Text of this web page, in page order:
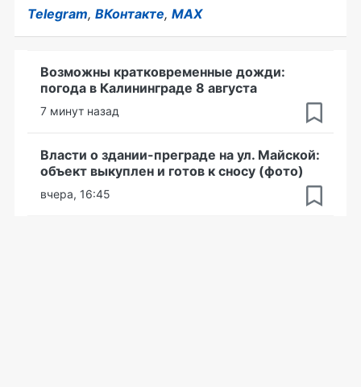
Telegram, ВКонтакте, MAX
Возможны кратковременные дожди:
погода в Калининграде 8 августа
7 минут назад
Власти о здании-преграде на ул. Майской:
объект выкуплен и готов к сносу (фото)
вчера, 16:45